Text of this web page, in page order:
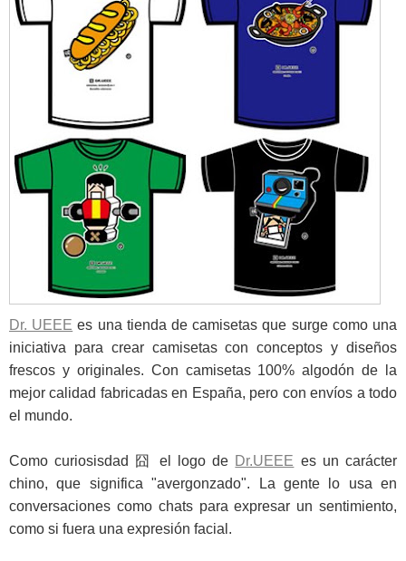
Dr. UEEE es una tienda de camisetas que surge como una
iniciativa para crear camisetas con conceptos y diseños
frescos y originales. Con camisetas 100% algodón de la
mejor calidad fabricadas en España, pero con envíos a todo
el mundo.
Como curiosisdad 囧 el logo de Dr.UEEE es un carácter
chino, que significa "avergonzado". La gente lo usa en
conversaciones como chats para expresar un sentimiento,
como si fuera una expresión facial.